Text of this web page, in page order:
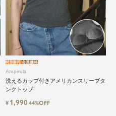
Ampirula
洗えるカップ付きアメリカンスリーブタ
ンクトップ
特別割引会員価格
¥ 1,99044%OFF